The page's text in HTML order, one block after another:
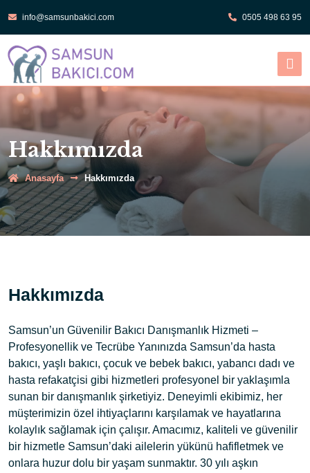
info@samsunbakici.com 0505 498 63 95
Hakkımızda
Anasayfa Hakkımızda
Hakkımızda
Samsun’un Güvenilir Bakıcı Danışmanlık Hizmeti –
Profesyonellik ve Tecrübe Yanınızda Samsun’da hasta
bakıcı, yaşlı bakıcı, çocuk ve bebek bakıcı, yabancı dadı ve
hasta refakatçisi gibi hizmetleri profesyonel bir yaklaşımla
sunan bir danışmanlık şirketiyiz. Deneyimli ekibimiz, her
müşterimizin özel ihtiyaçlarını karşılamak ve hayatlarına
kolaylık sağlamak için çalışır. Amacımız, kaliteli ve güvenilir
bir hizmetle Samsun’daki ailelerin yükünü hafifletmek ve
onlara huzur dolu bir yaşam sunmaktır. 30 yılı aşkın